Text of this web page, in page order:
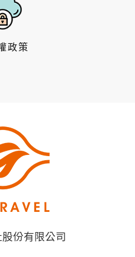
政策
份有限公司